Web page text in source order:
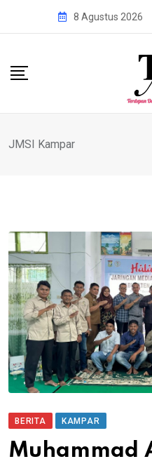
8 Agustus 2026
JMSI Kampar
BERITA KAMPAR
Muhammad